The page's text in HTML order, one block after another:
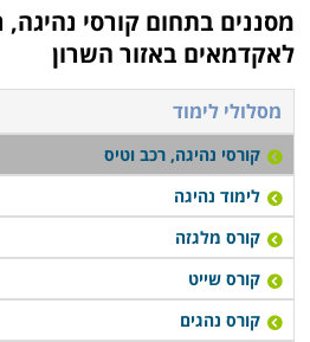
מסננים בתחום קורסי נהיגה,
לאקדמאים באזור השרון
מסלולי לימוד
קורסי נהיגה, רכב וטיס
לימוד נהיגה
קורס מלגזה
קורס שייט
קורס נהגים